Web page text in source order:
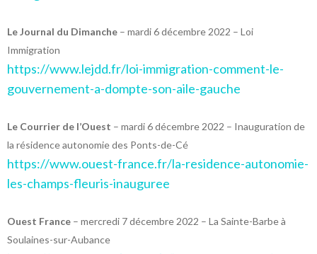
Le Journal du Dimanche – mardi 6 décembre 2022 – Loi
Immigration
https://www.lejdd.fr/loi-immigration-comment-le-
gouvernement-a-dompte-son-aile-gauche
Le Courrier de l’Ouest – mardi 6 décembre 2022 – Inauguration de
la résidence autonomie des Ponts-de-Cé
https://www.ouest-france.fr/la-residence-autonomie-
les-champs-fleuris-inauguree
Ouest France – mercredi 7 décembre 2022 – La Sainte-Barbe à
Soulaines-sur-Aubance